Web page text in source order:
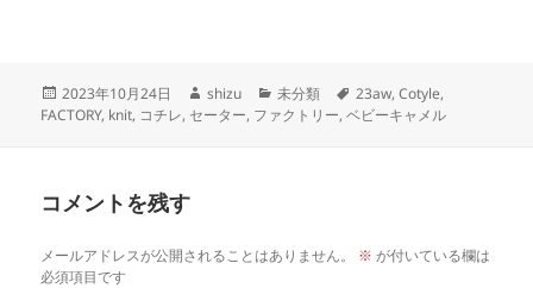
投
稿
2023年10月24日
作
成
shizu
カ
テ
未分類
タ
グ
23aw,Cotyle,
FACTORY, knit, コチレ, セーター, ファクトリー,ベビーキャメル
コメントを残す
メールアドレスが公開されることはありません。 ※ が付いている欄は
必須項目です